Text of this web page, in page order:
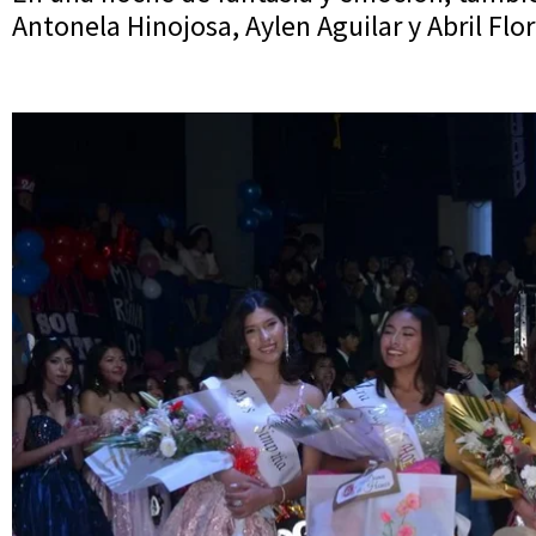
Antonela Hinojosa, Aylen Aguilar y Abril